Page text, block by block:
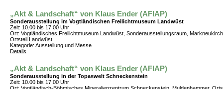
„Akt & Landschaft“ von Klaus Ender (AFIAP)
Sonderausstellung im Vogtländischen Freilichtmuseum Landwüst
Zeit: 10.00 bis 17.00 Uhr
Ort: Vogtländisches Freilichtmuseum Landwüst, Sonderausstellungsraum,
Ortsteil Landwüst
Kategorie: Ausstellung und Messe
Details
„Akt & Landschaft“ von Klaus Ender (AFIAP)
Sonderausstellung in der Topaswelt Schneckenstein
Zeit: 10.00 bis 17.00 Uhr